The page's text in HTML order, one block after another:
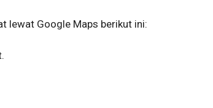
lewat Google Maps berikut ini: